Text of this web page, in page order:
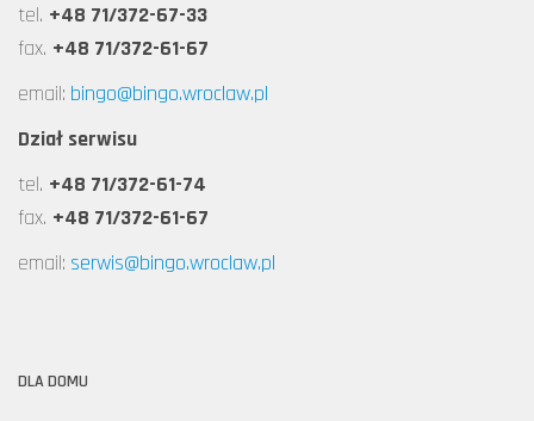
tel. +48 71/372-67-33
fax. +48 71/372-61-67
email: bingo@bingo.wroclaw.pl
Dział serwisu
tel. +48 71/372-61-74
fax. +48 71/372-61-67
email: serwis@bingo.wroclaw.pl
DLA DOMU